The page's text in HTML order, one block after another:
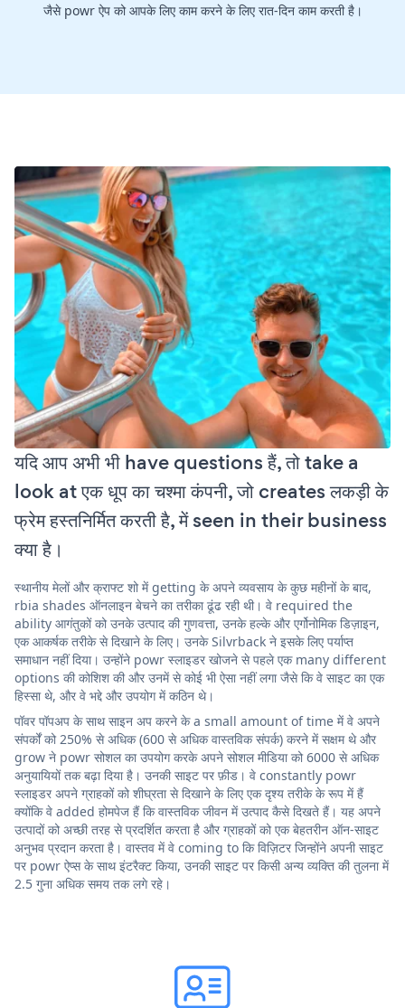
जैसे powr ऐप को आपके लिए काम करने के लिए रात-दिन काम करती है।
यदि आप अभी भी have questions हैं, तो take a
look at एक धूप का चश्मा कंपनी, जो creates लकड़ी के
फ्रेम हस्तनिर्मित करती है, में seen in their business
क्या है।
स्थानीय मेलों और क्राफ्ट शो में getting के अपने व्यवसाय के कुछ महीनों के बाद,
rbia shades ऑनलाइन बेचने का तरीका ढूंढ रही थी। वे required the
ability आगंतुकों को उनके उत्पाद की गुणवत्ता, उनके हल्के और एर्गोनोमिक डिज़ाइन,
एक आकर्षक तरीके से दिखाने के लिए। उनके Silvrback ने इसके लिए पर्याप्त
समाधान नहीं दिया। उन्होंने powr स्लाइडर खोजने से पहले एक many different
options की कोशिश की और उनमें से कोई भी ऐसा नहीं लगा जैसे कि वे साइट का एक
हिस्सा थे, और वे भद्दे और उपयोग में कठिन थे।
पॉवर पॉपअप के साथ साइन अप करने के a small amount of time में वे अपने
संपर्कों को 250% से अधिक (600 से अधिक वास्तविक संपर्क) करने में सक्षम थे और
grow ने powr सोशल का उपयोग करके अपने सोशल मीडिया को 6000 से अधिक
अनुयायियों तक बढ़ा दिया है। उनकी साइट पर फ़ीड। वे constantly powr
स्लाइडर अपने ग्राहकों को शीघ्रता से दिखाने के लिए एक दृश्य तरीके के रूप में हैं
क्योंकि वे added होमपेज हैं कि वास्तविक जीवन में उत्पाद कैसे दिखते हैं। यह अपने
उत्पादों को अच्छी तरह से प्रदर्शित करता है और ग्राहकों को एक बेहतरीन ऑन-साइट
अनुभव प्रदान करता है। वास्तव में वे coming to कि विज़िटर जिन्होंने अपनी साइट
पर powr ऐप्स के साथ इंटरैक्ट किया, उनकी साइट पर किसी अन्य व्यक्ति की तुलना में
2.5 गुना अधिक समय तक लगे रहे।